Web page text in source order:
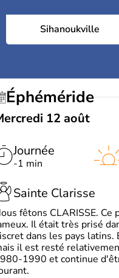
Sihanoukville
Éphéméride
12 août
Journée
-1 min
Sainte Clarisse
fêtons CLARISSE.
Il était très prisé
dans les pays latins.
il est resté
1990 et continue